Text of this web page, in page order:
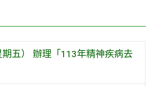
五） 辦理「113年精神疾病去